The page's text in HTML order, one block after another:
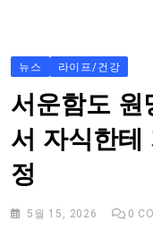
뉴스 라이프/건강
서운함도
서 자식한테
정
5월 15, 2026 0